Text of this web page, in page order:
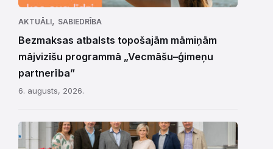
AKTUĀLI, SABIEDRĪBA
Bezmaksas atbalsts topošajām māmiņām
mājvizīšu programmā „Vecmāšu–ģimeņu
partnerība”
6. augusts, 2026.